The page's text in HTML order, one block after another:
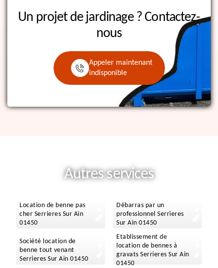
Un projet de jardinage ? Contactez-
nous
Appeler maintenant
indisponible
Autres services
Location de benne pas
cher Serrieres Sur Ain
01450
Débarras par un
professionnel Serrieres
Sur Ain 01450
Société location de
benne tout venant
Serrieres Sur Ain 01450
Etablissement de
location de bennes à
gravats Serrieres Sur Ain
01450